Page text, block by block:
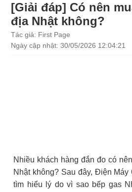
[Giải đáp] Có nên
địa Nhật không?
Tác giả: First Page
Ngày cập nhật: 30/05/2026 12:04:21
Nhiều khách hàng đắn đo có
Nhật không? Sau đây, Điện
tìm hiểu lý do vì sao bếp gas